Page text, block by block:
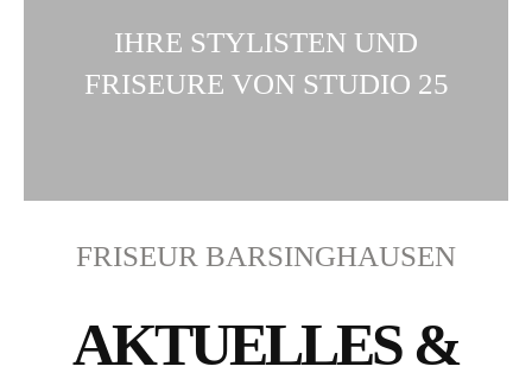
IHRE STYLISTEN UND
FRISEURE VON STUDIO 25
FRISEUR BARSINGHAUSEN
AKTUELLES &